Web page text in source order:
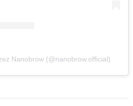
Nanobrow (@nanobrow.official)